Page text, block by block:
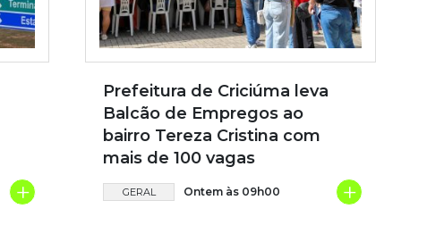
+
Prefeitura de Criciúma leva
Balcão de Empregos ao
bairro Tereza Cristina com
mais de 100 vagas
GERAL Ontem às 09h00 +